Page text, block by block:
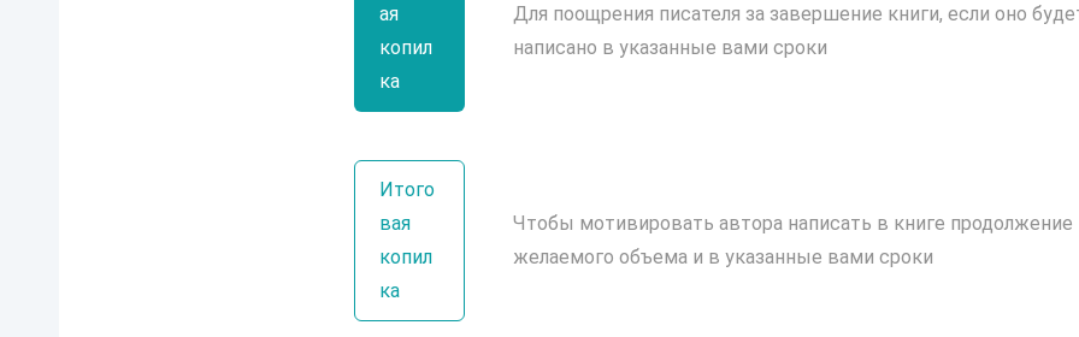
ая
копил
ка
Для поощрения писателя за завершение книги, если оно
написано в указанные вами сроки
Итого
вая
копил
ка
Чтобы мотивировать автора написать в книге продолжение
желаемого объема и в указанные вами сроки